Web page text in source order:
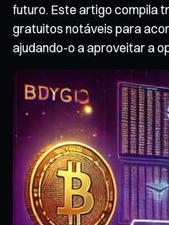
futuro. Este artigo compila
gratuitos notáveis para
ajudando-o a aproveitar a